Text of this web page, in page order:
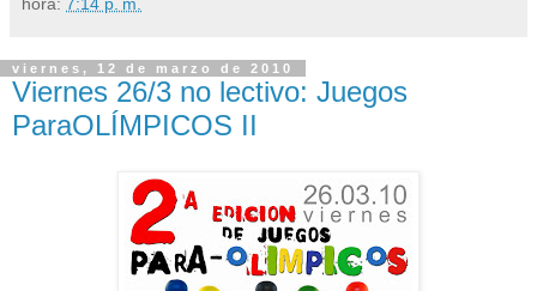
viernes, 12 de marzo de 2010
Viernes 26/3 no lectivo: Juegos
ParaOLÍMPICOS II